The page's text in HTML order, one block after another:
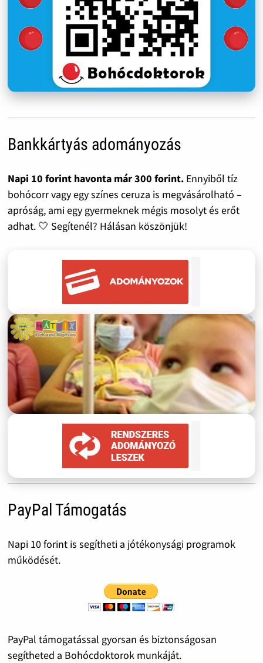
Bankkártyás adományozás
Napi 10 forint havonta már 300 forint.Ennyiből tíz
bohócorr vagy egy színes ceruza is megvásárolható –
apróság, ami egy gyermeknek mégis mosolyt és erőt
adhat. 🤍 Segítenél? Hálásan köszönjük!
PayPal Támogatás
Napi 10 forint is segítheti a jótékonysági programok
működését.
PayPal támogatással gyorsan és biztonságosan
segítheted a Bohócdoktorok munkáját.